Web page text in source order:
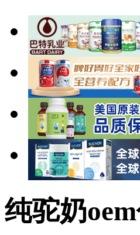
纯驼奶